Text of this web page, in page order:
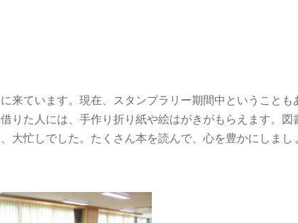
来ています。現在、スタンプラリー期間中ということも
りた人には、手作り折り紙や絵はがきがもらえます。図
大忙しでした。たくさん本を読んで、心を豊かにしまし